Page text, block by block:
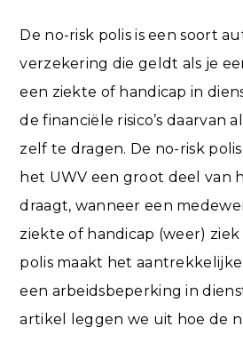
De no-risk polis is een soort
verzekering die geldt als je
een ziekte of handicap in
de financiële risico’s daarvan
zelf te dragen. De no-risk
het UWV een groot deel van
draagt, wanneer een
ziekte of handicap (weer)
polis maakt het
een arbeidsbeperking in
artikel leggen we uit hoe de